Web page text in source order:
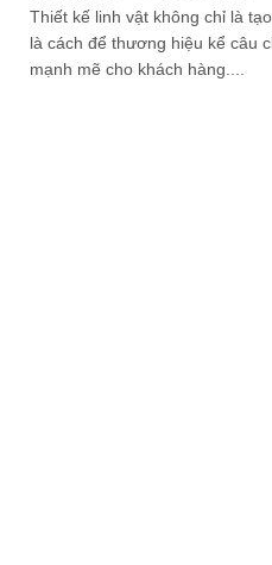
Thiết kế linh vật không chỉ là
là cách để thương hiệu kể câu
mạnh mẽ cho khách hàng....